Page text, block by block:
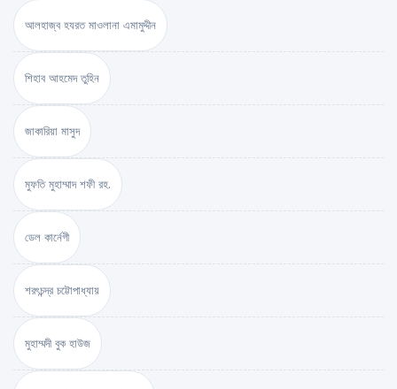
আলহাজ্ব হযরত মাওলানা এমামুদ্দীন
শিহাব আহমেদ তুহিন
জাকারিয়া মাসুদ
মুফতি মুহাম্মাদ শফী রহ.
ডেল কার্নেগী
শরৎচন্দ্র চট্টোপাধ্যায়
মুহাম্মদী বুক হাউজ